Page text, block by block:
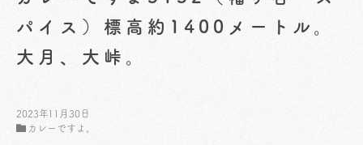
パイス）標高約1400メートル。
大月、大峠。
2023年11月30日
カレーですよ。